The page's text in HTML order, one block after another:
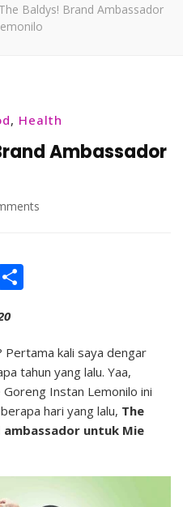
Baldys! Brand Ambassador
, Health
Ambassador
Pertama kali saya dengar
tahun yang lalu. Yaa,
Instan Lemonilo ini
hari yang lalu, The
untuk Mie